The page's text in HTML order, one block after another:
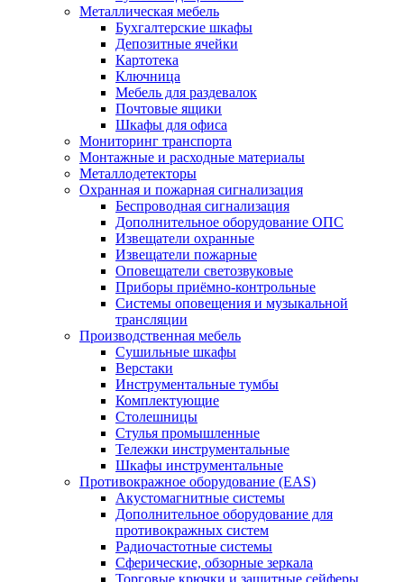
Металлическая мебель
Бухгалтерские шкафы
Депозитные ячейки
Картотека
Ключница
Мебель для раздевалок
Почтовые ящики
Шкафы для офиса
Мониторинг транспорта
Монтажные и расходные материалы
Металлодетекторы
Охранная и пожарная сигнализация
Беспроводная сигнализация
Дополнительное оборудование ОПС
Извещатели охранные
Извещатели пожарные
Оповещатели светозвуковые
Приборы приёмно-контрольные
Системы оповещения и музыкальной
трансляции
Производственная мебель
Cушильные шкафы
Верстаки
Инструментальные тумбы
Комплектующие
Столешницы
Стулья промышленные
Тележки инструментальные
Шкафы инструментальные
Противокражное оборудование (EAS)
Акустомагнитные системы
Дополнительное оборудование для
противокражных систем
Радиочастотные системы
Сферические, обзорные зеркала
Торговые крючки и защитные сейферы